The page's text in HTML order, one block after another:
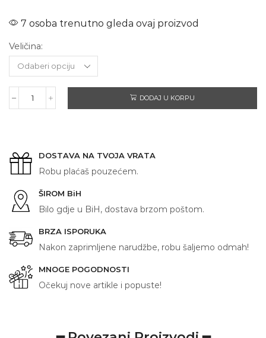
7 osoba trenutno gleda ovaj proizvod
Veličina:
IRON
Dugi
rukav
količina
DODAJ U KORPU
DOSTAVA NA TVOJA VRATA
Robu plaćaš pouzećem.
ŠIROM BiH
Bilo gdje u BiH, dostava brzom poštom.
BRZA ISPORUKA
Nakon zaprimljene narudžbe, robu šaljemo odmah!
MNOGE POGODNOSTI
Očekuj nove artikle i popuste!